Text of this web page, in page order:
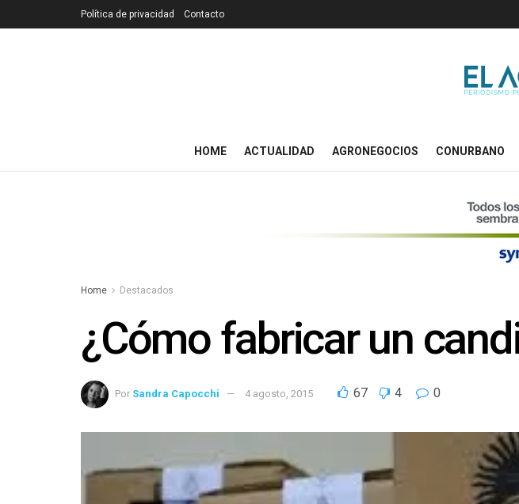
Política de privacidad Contacto
HOME ACTUALIDAD AGRONEGOCIOS CONURBANO
Home Destacados
¿Cómo fabricar un
Por Sandra Capocchi 4 agosto, 2015 67 4 0